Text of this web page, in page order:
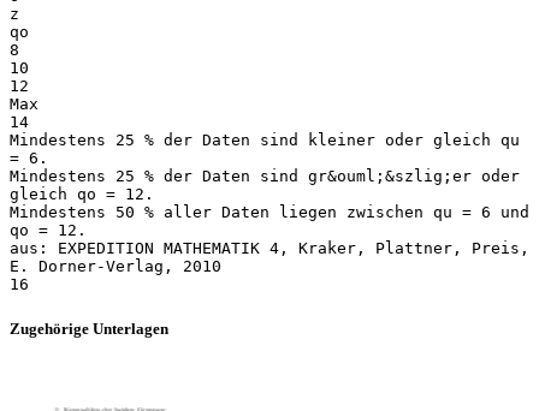
z
qo
8
10
12
Max
14
Mindestens 25 % der Daten sind kleiner oder gleich qu
= 6.
Mindestens 25 % der Daten sind gr&ouml;&szlig;er oder
gleich qo = 12.
Mindestens 50 % aller Daten liegen zwischen qu = 6 und
qo = 12.
aus: EXPEDITION MATHEMATIK 4, Kraker, Plattner, Preis,
E. Dorner-Verlag, 2010
Zugehörige Unterlagen